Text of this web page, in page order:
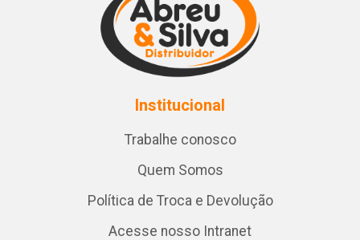
Institucional
Trabalhe conosco
Quem Somos
Política de Troca e Devolução
Acesse nosso Intranet